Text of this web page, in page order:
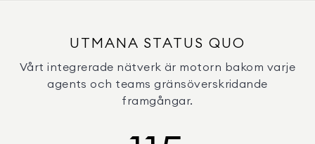
UTMANA STATUS QUO
Vårt integrerade nätverk är motorn bakom varje
agents och teams gränsöverskridande
framgångar.